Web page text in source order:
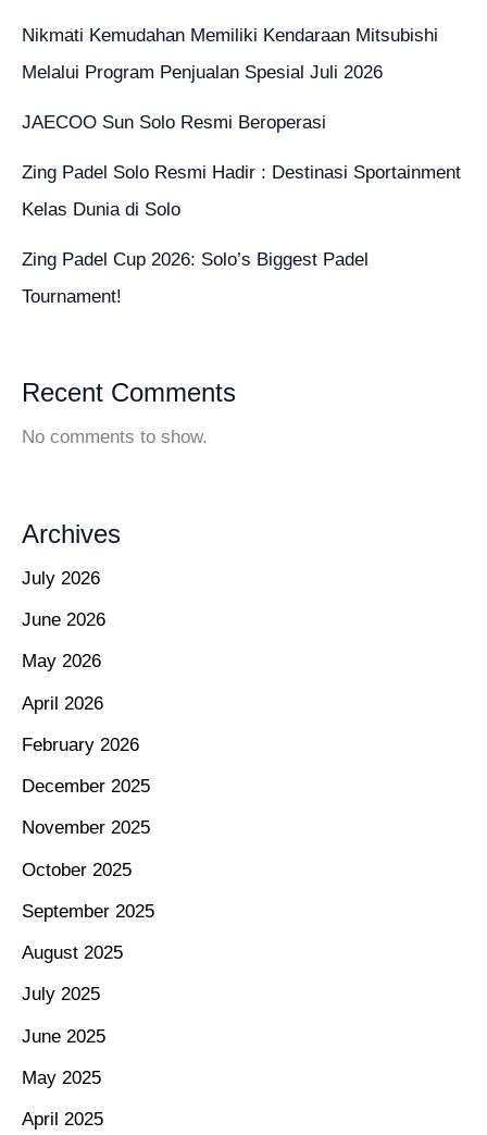
Nikmati Kemudahan Memiliki Kendaraan Mitsubishi
Melalui Program Penjualan Spesial Juli 2026
JAECOO Sun Solo Resmi Beroperasi
Zing Padel Solo Resmi Hadir : Destinasi Sportainment
Kelas Dunia di Solo
Zing Padel Cup 2026: Solo’s Biggest Padel
Tournament!
Recent Comments
No comments to show.
Archives
July 2026
June 2026
May 2026
April 2026
February 2026
December 2025
November 2025
October 2025
September 2025
August 2025
July 2025
June 2025
May 2025
April 2025